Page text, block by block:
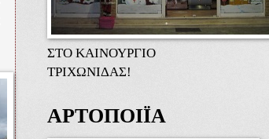
ΣΤΟ ΚΑΙΝΟΥΡΓΙΟ
ΤΡΙΧΩΝΙΔΑΣ!
ΑΡΤΟΠΟΙΪΑ